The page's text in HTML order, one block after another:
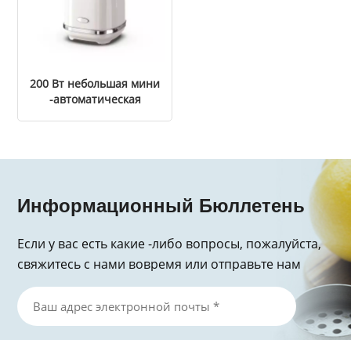
200 Вт небольшая мини
-автоматическая
Информационный Бюллетень
Если у вас есть какие -либо вопросы, пожалуйста,
свяжитесь с нами вовремя или отправьте нам
электронное письмо, спасибо за запрос!